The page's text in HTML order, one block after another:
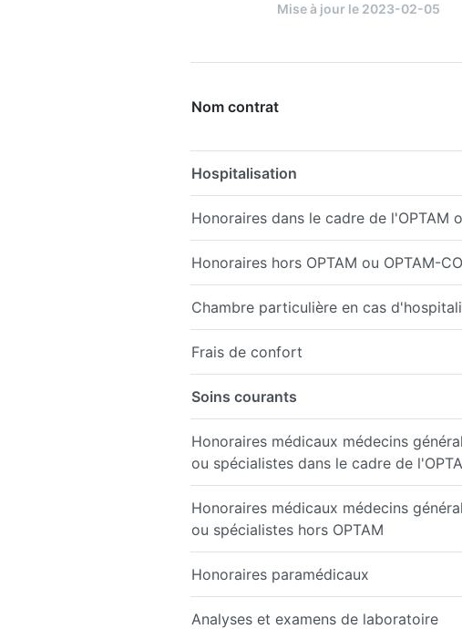
Mise à jour le 2023-02-05
Nom contrat
Hospitalisation
Honoraires dans le cadre de l'OPTAM
Honoraires hors OPTAM ou OPTAM-CO
Chambre particulière en cas
Frais de confort
Soins courants
Honoraires médicaux médecins
ou spécialistes dans le cadre de
Honoraires médicaux médecins
ou spécialistes hors OPTAM
Honoraires paramédicaux
Analyses et examens de laboratoire